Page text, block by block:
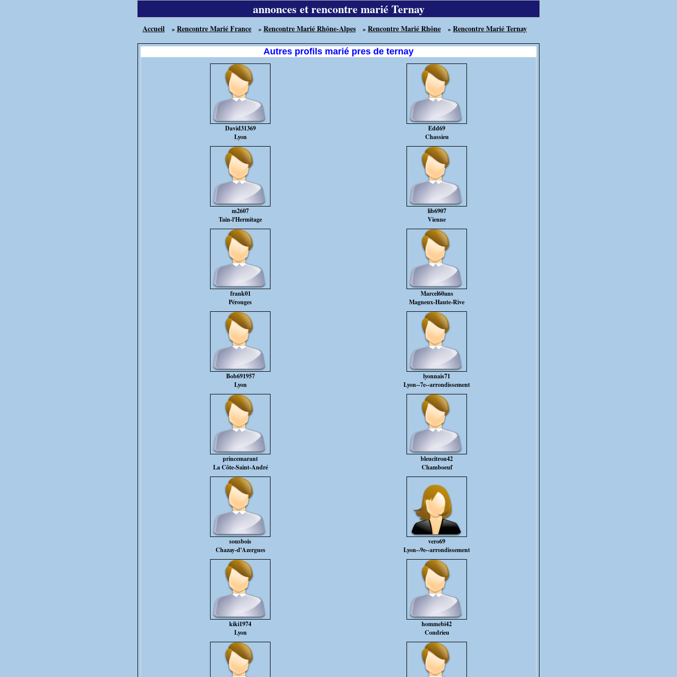
annonces et rencontre marié Ternay
Accueil » Rencontre Marié France » Rencontre Marié Rhône-Alpes » Rencontre Marié Rhône » Rencontre Marié Ternay
Autres profils marié pres de ternay
David31369
Lyon
Edd69
Chassieu
m2607
Tain-l'Hermitage
lib6907
Vienne
frank01
Pérouges
Marcel60ans
Magneux-Haute-Rive
Bob691957
Lyon
lyonnais71
Lyon--7e--arrondissement
princemarant
La Côte-Saint-André
bleucitron42
Chamboeuf
sousbois
Chazay-d'Azergues
vero69
Lyon--9e--arrondissement
kiki1974
Lyon
hommebi42
Condrieu